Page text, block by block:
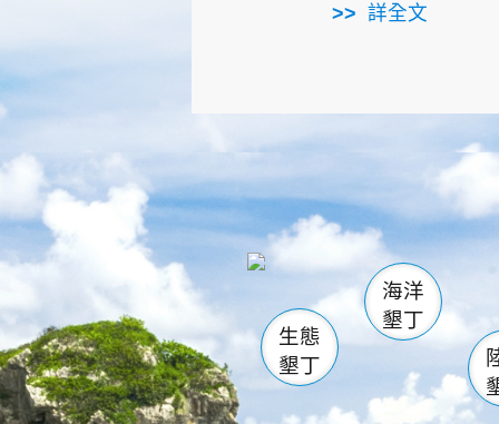
詳全文
龜山 海生館
恆春
龍鑾潭自
瓊麻館
關山
白砂
生態
墾丁
海洋
墾丁